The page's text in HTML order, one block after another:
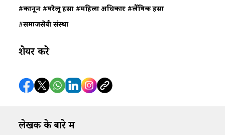
#कानून #घरेलू हिंसा #महिला अधिकार #लैंगिक हिंसा
#समाजसेवी संस्था
शेयर करे
लेखक के बारे में